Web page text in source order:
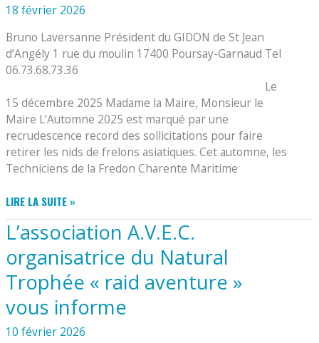
18 février 2026
Bruno Laversanne Président du GIDON de St Jean
d’Angély 1 rue du moulin 17400 Poursay-Garnaud Tel
06.73.68.73.36
Le
15 décembre 2025 Madame la Maire, Monsieur le
Maire L’Automne 2025 est marqué par une
recrudescence record des sollicitations pour faire
retirer les nids de frelons asiatiques. Cet automne, les
Techniciens de la Fredon Charente Maritime
AVEC
LE
GIDON,
CONTRE
LES
ESPÈCES
NUISIBLES,
ICI
LIRE LA SUITE »
L’association A.V.E.C.
organisatrice du Natural
Trophée « raid aventure »
vous informe
10 février 2026